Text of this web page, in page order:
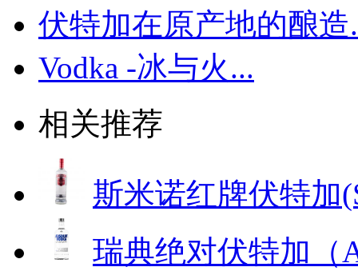
伏特加在原产地的酿造
Vodka -冰与火...
相关推荐
斯米诺红牌伏特加
瑞典绝对伏特加（